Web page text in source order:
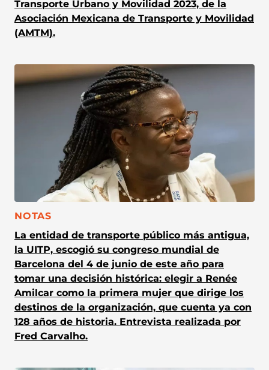
Transporte Urbano y Movilidad 2023, de la
Asociación Mexicana de Transporte y Movilidad
(AMTM).
CATEGORÍA:
NOTAS
La entidad de transporte público más antigua,
la UITP, escogió su congreso mundial de
Barcelona del 4 de junio de este año para
tomar una decisión histórica: elegir a Renée
Amilcar como la primera mujer que dirige los
destinos de la organización, que cuenta ya con
128 años de historia. Entrevista realizada por
Fred Carvalho.